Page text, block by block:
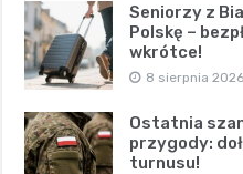
Seniorzy z
Polskę –
wkrótce!
8 sierpnia 2026
Ostatnia
przygody:
turnusu!